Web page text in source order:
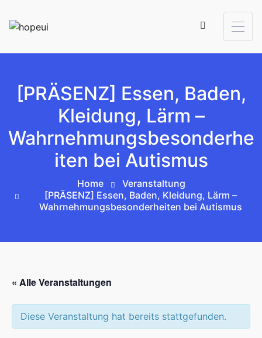
[PRÄSENZ] Essen, Baden,
Kleidung, Lärm –
Wahrnehmungsbesonderhe
iten bei Autismus
Home
Veranstaltung
[PRÄSENZ] Essen, Baden, Kleidung, Lärm –
Wahrnehmungsbesonderheiten bei Autismus
« Alle Veranstaltungen
Diese Veranstaltung hat bereits stattgefunden.